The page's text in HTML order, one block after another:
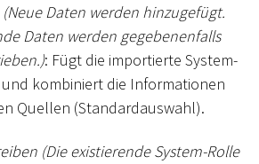
Daten werden hinzugefügt.
Daten werden gegebenenfalls
: Fügt die importierte System-
und kombiniert die Informationen
Quellen (Standardauswahl).
(Die existierende System-Rolle